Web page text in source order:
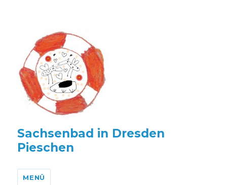
Sachsenbad in Dresden
Pieschen
MENÜ